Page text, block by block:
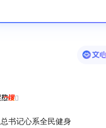

总书记心系全民健身